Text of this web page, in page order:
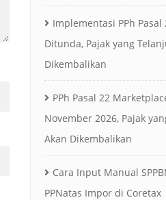
Implementasi PPh
Ditunda, Pajak yang
Dikembalikan
PPh Pasal 22
November 2026, Pajak
Akan Dikembalikan
Cara Input Manual
PPNatas Impor di Coretax